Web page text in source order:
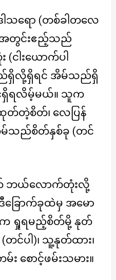
သရော (တစ်ခါတလေ
င့် အတွင်းဧည့်သည်
ါးယောက်ပါ
ည်ရှိလို့ရှိရင် အိမ်သည်ရှိ
ရှိရလိမ့်မယ်။ သူက
တ်တဲ့စိတ်၊ လေပြန်
မ်သည်စိတ်နှစ်ခု (တင်
ဘယ်လောက်တုံးလို့
ခြောက်ခုထဲမှ အမော
က ရှုရမည့်စိတ်မို့ နုတ်
င်ပါ)၊ သူ့နုတ်ထား၊
း စောင့်ဖမ်းသမား။